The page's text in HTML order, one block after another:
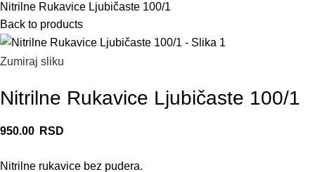
Nitrilne Rukavice Ljubičaste 100/1
Back to products
Zumiraj sliku
Nitrilne Rukavice Ljubičaste 100/1
950.00 RSD
Nitrilne rukavice bez pudera.